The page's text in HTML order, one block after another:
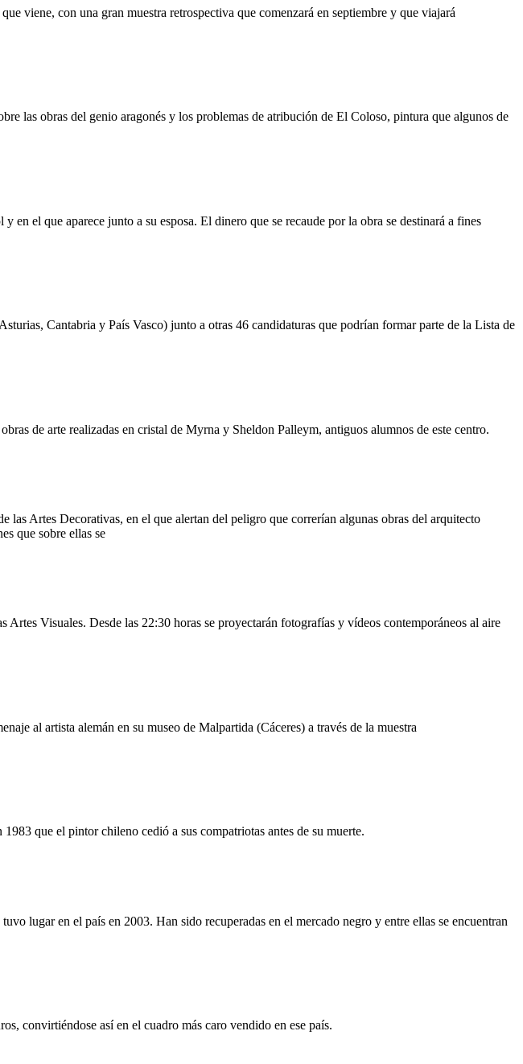
viene, con una gran muestra retrospectiva que comenzará en septiembre y que viajará
las obras del genio aragonés y los problemas de atribución de El Coloso, pintura que algunos de
el que aparece junto a su esposa. El dinero que se recaude por la obra se destinará a fines
Cantabria y País Vasco) junto a otras 46 candidaturas que podrían formar parte de la Lista de
de arte realizadas en cristal de Myrna y Sheldon Palleym, antiguos alumnos de este centro.
Artes Decorativas, en el que alertan del peligro que correrían algunas obras del arquitecto
que sobre ellas se
Visuales. Desde las 22:30 horas se proyectarán fotografías y vídeos contemporáneos al aire
al artista alemán en su museo de Malpartida (Cáceres) a través de la muestra
que el pintor chileno cedió a sus compatriotas antes de su muerte.
lugar en el país en 2003. Han sido recuperadas en el mercado negro y entre ellas se encuentran
convirtiéndose así en el cuadro más caro vendido en ese país.